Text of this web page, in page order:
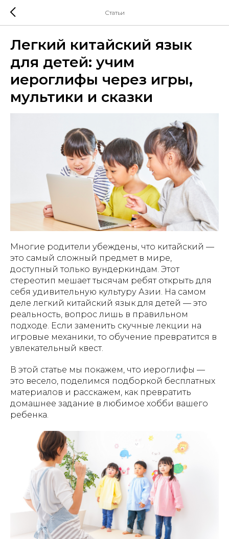
Статьи
Легкий китайский язык
для детей: учим
иероглифы через игры,
мультики и сказки
Многие родители убеждены, что китайский —
это самый сложный предмет в мире,
доступный только вундеркиндам. Этот
стереотип мешает тысячам ребят открыть для
себя удивительную культуру Азии. На самом
деле легкий китайский язык для детей — это
реальность, вопрос лишь в правильном
подходе. Если заменить скучные лекции на
игровые механики, то обучение превратится в
увлекательный квест.
В этой статье мы покажем, что иероглифы —
это весело, поделимся подборкой бесплатных
материалов и расскажем, как превратить
домашнее задание в любимое хобби вашего
ребенка.